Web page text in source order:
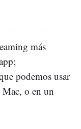
más
podemos usar
Mac, o en un